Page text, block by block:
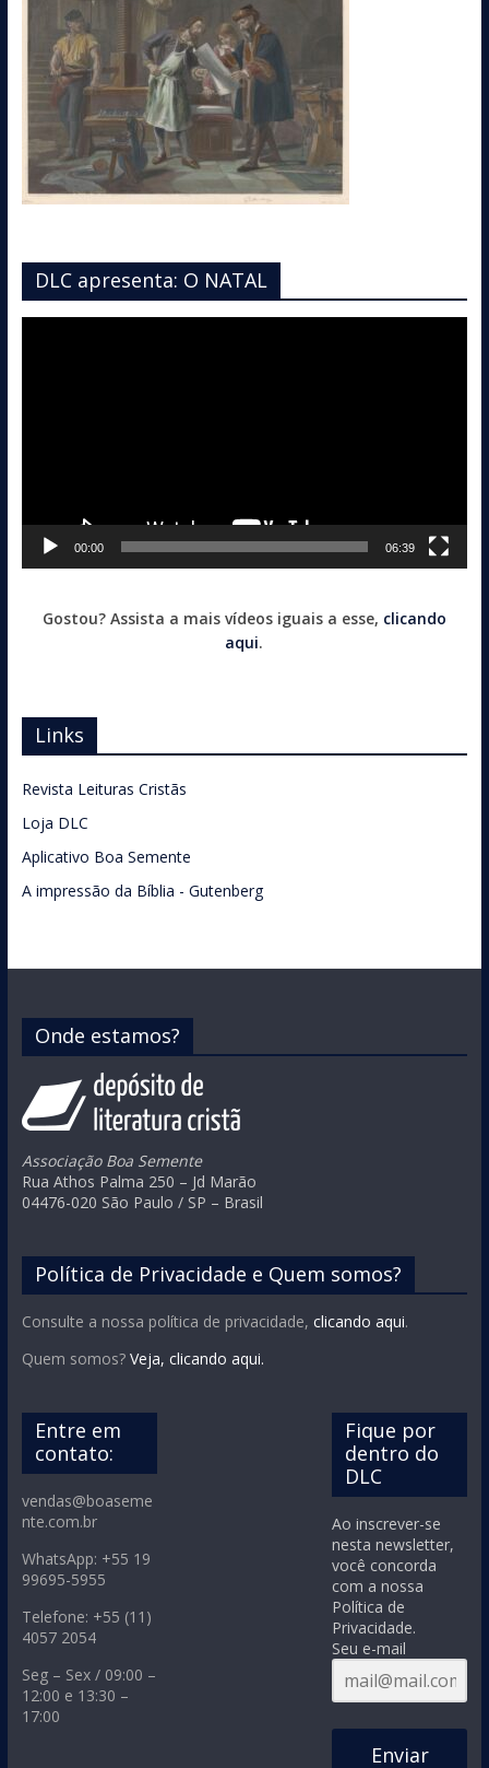
DLC apresenta: O NATAL
00:00 06:39
Gostou? Assista a mais vídeos iguais a esse, clicando
aqui.
Links
Revista Leituras Cristãs
Loja DLC
Aplicativo Boa Semente
A impressão da Bíblia - Gutenberg
Onde estamos?
Associação Boa Semente
Rua Athos Palma 250 – Jd Marão
04476-020 São Paulo / SP – Brasil
Política de Privacidade e Quem somos?
Consulte a nossa política de privacidade, clicando aqui.
Quem somos? Veja, clicando aqui.
Entre em
contato:
vendas@boaseme
nte.com.br
WhatsApp: +55 19
99695-5955
Telefone: +55 (11)
4057 2054
Seg – Sex / 09:00 –
12:00 e 13:30 –
17:00
Fique por
dentro do
DLC
Ao inscrever-se
nesta newsletter,
você concorda
com a nossa
Política de
Privacidade.
Seu e-mail
Enviar